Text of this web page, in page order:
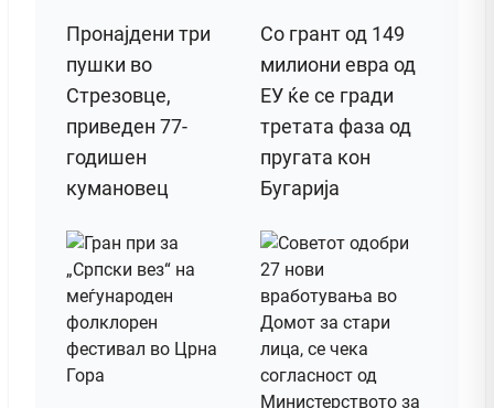
Пронајдени три
пушки во
Стрезовце,
приведен 77-
годишен
кумановец
Со грант од 149
милиони евра од
ЕУ ќе се гради
третата фаза од
пругата кон
Бугарија